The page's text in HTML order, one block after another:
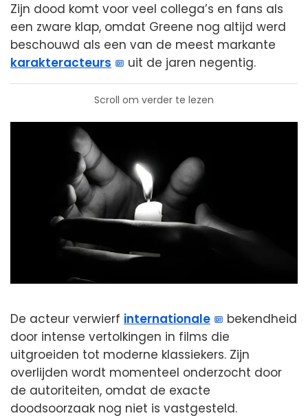
Zijn dood komt voor veel collega’s en fans als
een zware klap, omdat Greene nog altijd werd
beschouwd als een van de meest markante
karakteracteurs
uit de jaren negentig.
Scroll om verder te lezen
De acteur verwierf internationale
bekendheid
door intense vertolkingen in films die
uitgroeiden tot moderne klassiekers. Zijn
overlijden wordt momenteel onderzocht door
de autoriteiten, omdat de exacte
doodsoorzaak nog niet is vastgesteld.